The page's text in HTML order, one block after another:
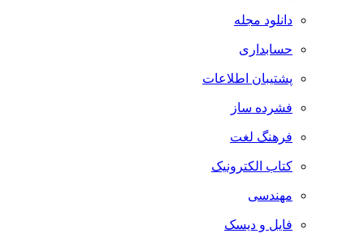
دانلود مجله
حسابداری
پشتیبان اطلاعات
فشرده ساز
فرهنگ لغت
کتاب الکترونیک
مهندسی
فایل و دیسک